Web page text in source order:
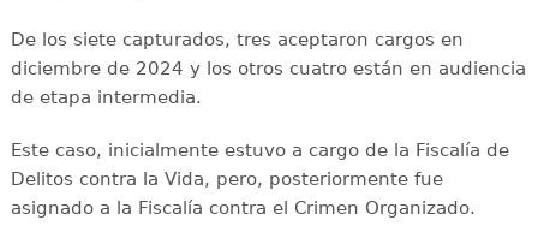
De los siete capturados, tres aceptaron cargos en
diciembre de 2024 y los otros cuatro están en audiencia
de etapa intermedia.
Este caso, inicialmente estuvo a cargo de la Fiscalía de
Delitos contra la Vida, pero, posteriormente fue
asignado a la Fiscalía contra el Crimen Organizado.